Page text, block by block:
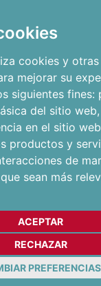
cookies y
mejorar su
siguientes fines:
del sitio web,
en el sitio web
productos y
de
sean más
ACEPTAR
RECHAZAR
PREFERENCIAS